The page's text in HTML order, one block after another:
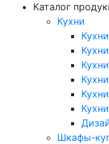
Каталог
Кухни
Шкафы-